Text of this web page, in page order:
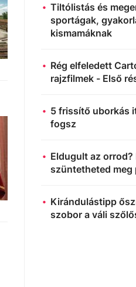
Tiltólistás és
sportágak,
kismamáknak
Rég elfeledett
rajzfilmek - Első
5 frissítő uborkás
fogsz
Eldugult az orrod?
szüntetheted meg
Kirándulástipp
szobor a váli